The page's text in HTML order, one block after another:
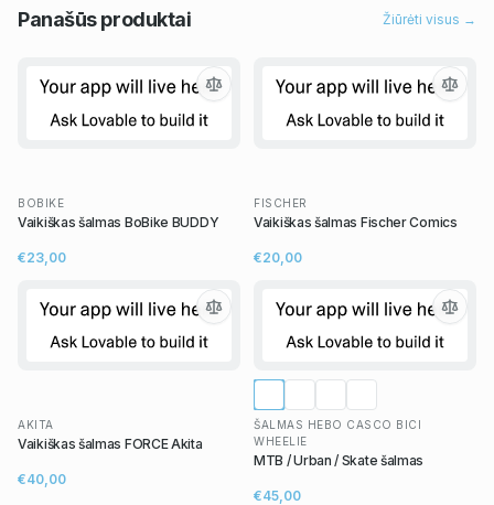
Panašūsproduktai Žiūrėti visus →
BOBIKE
Vaikiškas šalmas BoBike BUDDY
€23,00
FISCHER
Vaikiškas šalmas Fischer Comics
€20,00
AKITA
Vaikiškas šalmas FORCE Akita
€40,00
ŠALMAS HEBO CASCO BICI
WHEELIE
MTB / Urban / Skate šalmas
€45,00